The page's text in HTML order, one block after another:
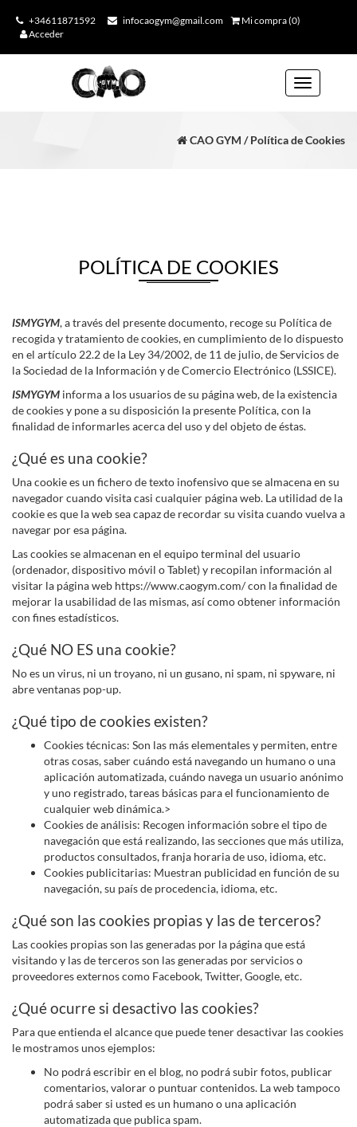
+34611871592 infocaogym@gmail.com
Mi compra (0)
Acceder
Toggle
navigation
CAO GYM / Política de Cookies
POLÍTICA DE COOKIES
ISMYGYM, a través del presente documento, recoge su Política de
recogida y tratamiento de cookies, en cumplimiento de lo dispuesto
en el artículo 22.2 de la Ley 34/2002, de 11 de julio, de Servicios de
la Sociedad de la Información y de Comercio Electrónico (LSSICE).
ISMYGYM informa a los usuarios de su página web, de la existencia
de cookies y pone a su disposición la presente Política, con la
finalidad de informarles acerca del uso y del objeto de éstas.
¿Qué es una cookie?
Una cookie es un fichero de texto inofensivo que se almacena en su
navegador cuando visita casi cualquier página web. La utilidad de la
cookie es que la web sea capaz de recordar su visita cuando vuelva a
navegar por esa página.
Las cookies se almacenan en el equipo terminal del usuario
(ordenador, dispositivo móvil o Tablet) y recopilan información al
visitar la página web https://www.caogym.com/ con la finalidad de
mejorar la usabilidad de las mismas, así como obtener información
con fines estadísticos.
¿Qué NO ES una cookie?
No es un virus, ni un troyano, ni un gusano, ni spam, ni spyware, ni
abre ventanas pop-up.
¿Qué tipo de cookies existen?
Cookies técnicas: Son las más elementales y permiten, entre
otras cosas, saber cuándo está navegando un humano o una
aplicación automatizada, cuándo navega un usuario anónimo
y uno registrado, tareas básicas para el funcionamiento de
cualquier web dinámica.>
Cookies de análisis: Recogen información sobre el tipo de
navegación que está realizando, las secciones que más utiliza,
productos consultados, franja horaria de uso, idioma, etc.
Cookies publicitarias: Muestran publicidad en función de su
navegación, su país de procedencia, idioma, etc.
¿Qué son las cookies propias y las de terceros?
Las cookies propias son las generadas por la página que está
visitando y las de terceros son las generadas por servicios o
proveedores externos como Facebook, Twitter, Google, etc.
¿Qué ocurre si desactivo las cookies?
Para que entienda el alcance que puede tener desactivar las cookies
le mostramos unos ejemplos:
No podrá escribir en el blog, no podrá subir fotos, publicar
comentarios, valorar o puntuar contenidos. La web tampoco
podrá saber si usted es un humano o una aplicación
automatizada que publica spam.